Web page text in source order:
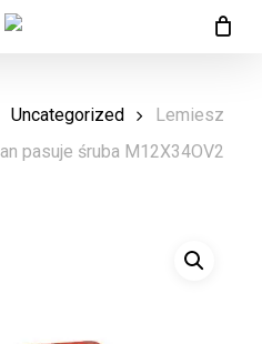
Uncategorized
Lemiesz
pasuje śruba M12X34OV2